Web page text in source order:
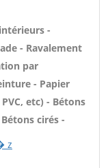
-
- Ravalement
par
- Papier
etc) - Bétons
cirés -
z